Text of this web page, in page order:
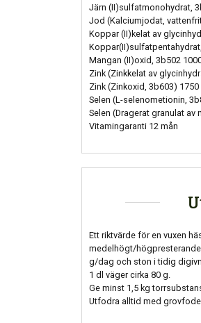
Järn (II)sulfatmonohydrat,
Jod (Kalciumjodat,
Koppar (II)kelat av
Mangan (II)oxid, 3b502
Zink (Zinkkelat av
Zink (Zinkoxid, 3b603) 1750
Selen (L-selenometionin,
Selen (Dragerat granulat av
Vitamingaranti 12 mån
Ett riktvärde för en vuxen
medelhögt/
g/dag och ston i tidig
1 dl väger cirka 80 g.
Ge minst 1,5 kg
Utfodra alltid med